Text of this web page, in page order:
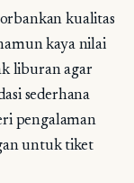
kualitas
kaya nilai
liburan agar
sederhana
pengalaman
untuk tiket